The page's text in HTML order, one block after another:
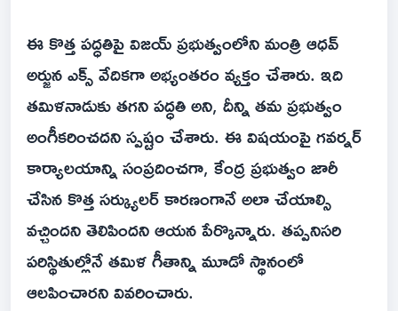
ఈ కొత్త పద్ధతిపై విజయ్ ప్రభుత్వంలోని మంత్రి ఆధవ్
అర్జున ఎక్స్ వేదికగా అభ్యంతరం వ్యక్తం చేశారు. ఇది
తమిళనాడుకు తగని పద్ధతి అని, దీన్ని తమ ప్రభుత్వం
అంగీకరించదని స్పష్టం చేశారు. ఈ విషయంపై గవర్నర్
కార్యాలయాన్ని సంప్రదించగా, కేంద్ర ప్రభుత్వం జారీ
చేసిన కొత్త సర్క్యులర్ కారణంగానే అలా చేయాల్సి
వచ్చిందని తెలిపిందని ఆయన పేర్కొన్నారు. తప్పనిసరి
పరిస్థితుల్లోనే తమిళ గీతాన్ని మూడో స్థానంలో
ఆలపించారని వివరించారు.